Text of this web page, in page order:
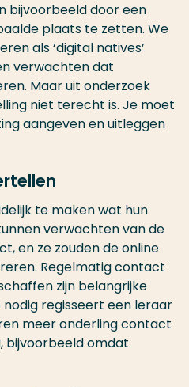
bijvoorbeeld door een
plaats te zetten. We
als ‘digital natives’
verwachten dat
Maar uit onderzoek
niet terecht is. Je moet
aangeven en uitleggen
te maken wat hun
verwachten van de
en ze zouden de online
Regelmatig contact
zijn belangrijke
regisseert een leraar
meer onderling contact
bijvoorbeeld omdat